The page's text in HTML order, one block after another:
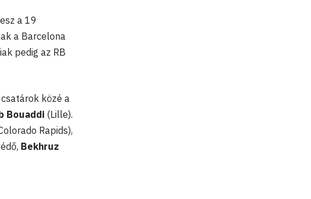
a 19
a Barcelona
pedig az RB
közé a
Bouaddi (Lille).
Rapids),
Bekhruz